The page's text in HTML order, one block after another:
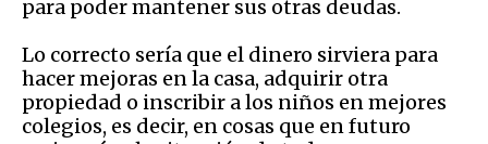
para poder mantener sus otras deudas.
Lo correcto sería que el dinero sirviera para
hacer mejoras en la casa, adquirir otra
propiedad o inscribir a los niños en mejores
colegios, es decir, en cosas que en futuro